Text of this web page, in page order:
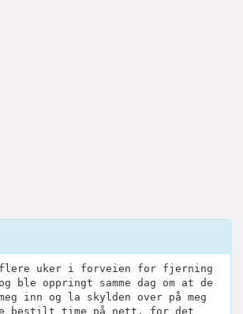
uker i forveien for fjerning
ble oppringt samme dag om at de
inn og la skylden over på meg
bestilt time på nett, for det